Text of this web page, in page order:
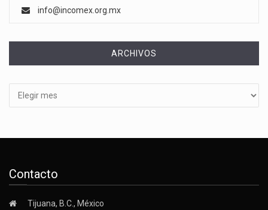
info@incomex.org.mx
ARCHIVOS
Contacto
Tijuana, B.C., México